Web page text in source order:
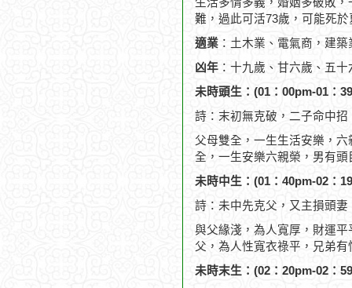
難，過此可活73歲，可能死於
適業 ：土木業、電氣商，建
凶年 ：十九歲、甘六歲、五
未時頭生：(01：00pm-01：
詩：末初無克破，二子命中
父母雙全，一生生活安樂，
全，一生安樂六親榮，男有
未時中生：(01：40pm-02：
詩：未中先克父，又主損頭
與父緣淺，為人寬厚，財運
父，為人性寬衣祿平，兄弟
未時末生：(02：20pm-02：